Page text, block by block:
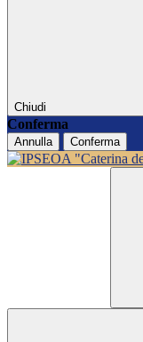
Chiudi
Conferma
Annulla Conferma